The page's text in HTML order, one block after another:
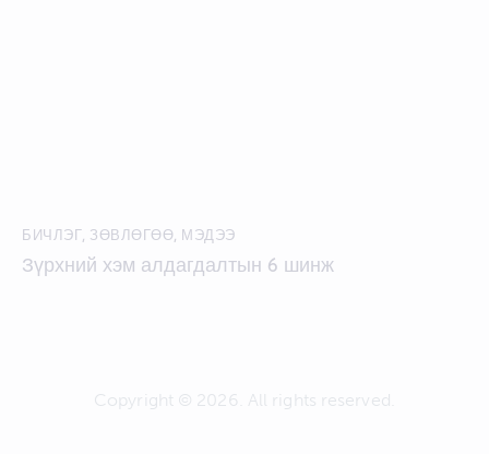
БИЧЛЭГ, ЗӨВЛӨГӨӨ, МЭДЭЭ
Зүрхний хэм алдагдалтын 6 шинж
Copyright © 2026. All rights reserved.